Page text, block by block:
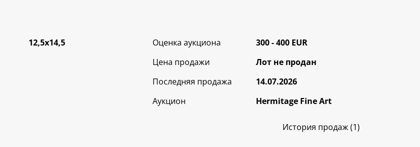
12,5х14,5
Оценка аукциона
300 - 400 EUR
Цена продажи
Лот не продан
Последняя продажа
14.07.2026
Аукцион
Hermitage Fine Art
История продаж (1)